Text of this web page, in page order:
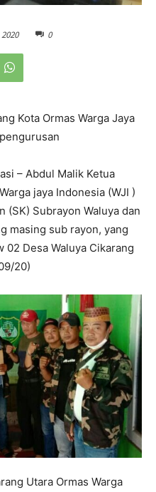
0
Kota Ormas Warga Jaya
– Abdul Malik Ketua
jaya Indonesia (WJI )
(SK) Subrayon Waluya dan
masing sub rayon, yang
02 Desa Waluya Cikarang
20)
Utara Ormas Warga